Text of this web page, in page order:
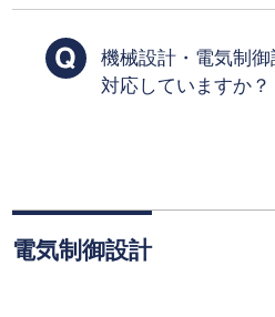
機械設計・電気制
対応していますか？
電気制御設計